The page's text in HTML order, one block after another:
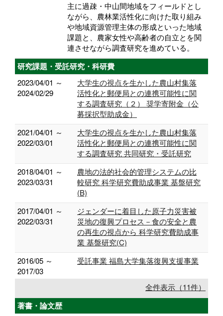
主に過疎・中山間地域をフィールドとし
ながら、農林業活性化に向けた取り組み
や地域資源管理主体の形成といった地域
課題と、農家女性や高齢者の自立とを関
連させながら調査研究を進めている。
研究課題・受託研究・科研費
2023/04/01 ～
2024/02/29
大学生の視点を生かした農山村集落
活性化と郵便局との連携可能性に関
する調査研究（２） 奨学寄附金（公
募採択型助成金）
2021/04/01 ～
2022/03/01
大学生の視点を生かした農山村集落
活性化と郵便局との連携可能性に関
する調査研究 共同研究・受託研究
2018/04/01 ～
2023/03/31
農地の法的社会的管理システムの比
較研究 科学研究費助成事業 基盤研究
(B)
2017/04/01 ～
2022/03/31
ジェンダーに着目した原子力災害被
災地の復興プロセス－食の安全と農
の再生の視点から 科学研究費助成事
業 基盤研究(C)
2016/05 ～
2017/03
受託事業 福島大学集落復興支援事業
全件表示（11件）
著書・論文歴